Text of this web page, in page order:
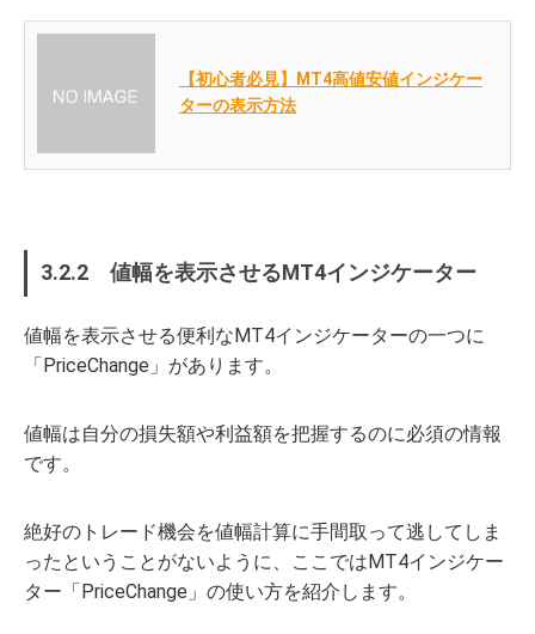
【初心者必見】MT4高値安値インジケー
ターの表示方法
3.2.2 値幅を表示させるMT4インジケーター
値幅を表示させる便利なMT4インジケーターの一つに
「PriceChange」があります。
値幅は自分の損失額や利益額を把握するのに必須の情報
です。
絶好のトレード機会を値幅計算に手間取って逃してしま
ったということがないように、ここではMT4インジケー
ター「PriceChange」の使い方を紹介します。